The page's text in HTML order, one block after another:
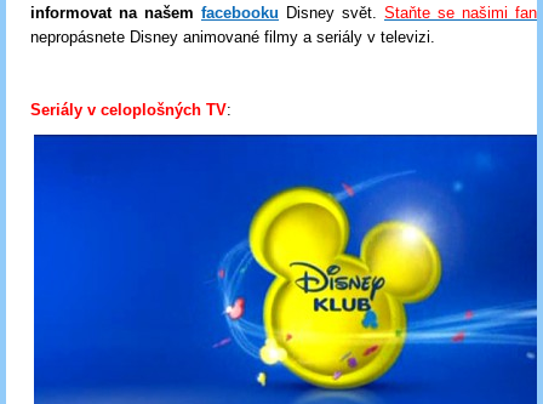
informovat na našem facebooku Disney svět. Staňte se našimi
nepropásnete Disney animované filmy a seriály v televizi.
Seriály v celoplošných TV: